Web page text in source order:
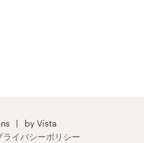
by Vista
ライバシーポリシー